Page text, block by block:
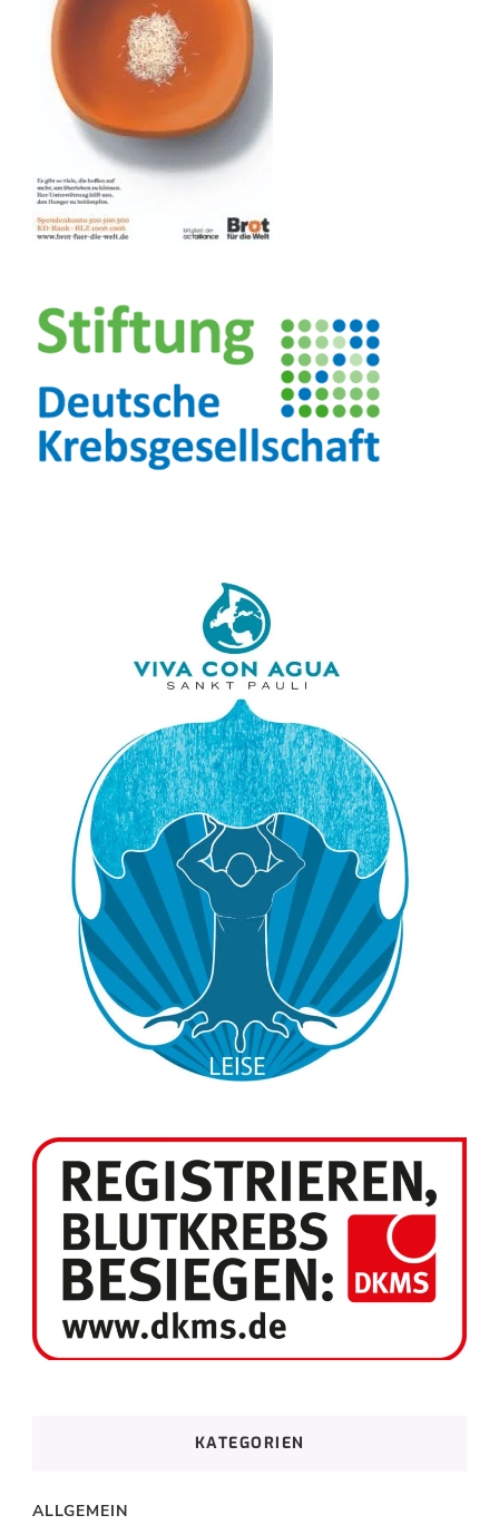
KATEGORIEN
ALLGEMEIN